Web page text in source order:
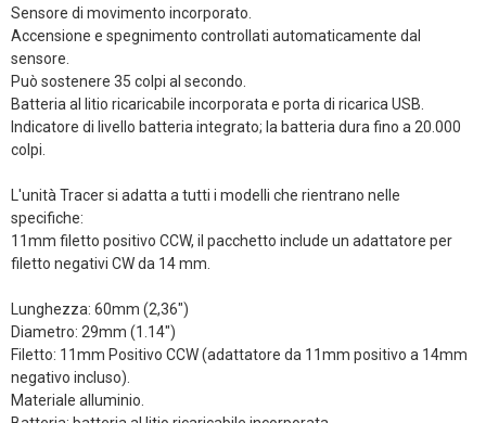
Sensore di movimento incorporato.
Accensione e spegnimento controllati automaticamente dal
sensore.
Può sostenere 35 colpi al secondo.
Batteria al litio ricaricabile incorporata e porta di ricarica USB.
Indicatore di livello batteria integrato; la batteria dura fino a 20.000
colpi.
L'unità Tracer si adatta a tutti i modelli che rientrano nelle
specifiche:
11mm filetto positivo CCW, il pacchetto include un adattatore per
filetto negativi CW da 14 mm.
Lunghezza: 60mm (2,36")
Diametro: 29mm (1.14")
Filetto: 11mm Positivo CCW (adattatore da 11mm positivo a 14mm
negativo incluso).
Materiale alluminio.